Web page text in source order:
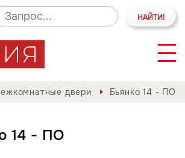
двери Бьянко 14 - ПО
14 - ПО